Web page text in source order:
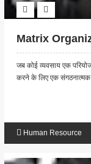
Matrix
जब कोई व्यवसाय एक
करने के लिए एक संगठनात्मक
Human Resource